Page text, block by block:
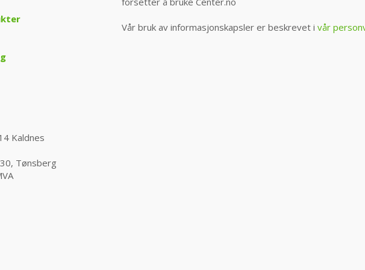
Kaldnes
Tønsberg
Vår bruk av informasjonskapsler er beskrevet i vår